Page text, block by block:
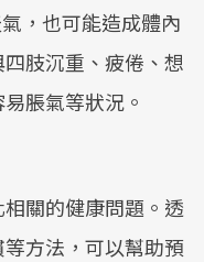
，也可能造成體內
四肢沉重、疲倦、想
脹氣等狀況。
關的健康問題。透
方法，可以幫助預